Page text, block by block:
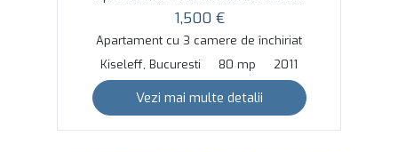
1,500 €
Apartament cu 3 camere de închiriat
Kiseleff, Bucuresti
80 mp 2011
Vezi mai multe detalii